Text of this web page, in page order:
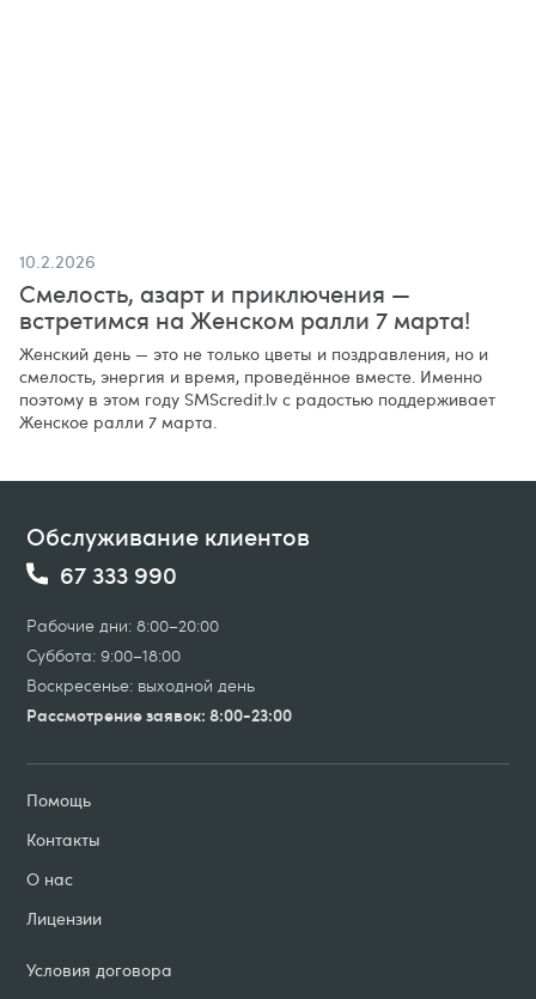
10.2.2026
Смелость, азарт и приключения —
встретимся на Женском ралли 7 марта!
Женский день — это не только цветы и поздравления, но и
смелость, энергия и время, проведённое вместе. Именно
поэтому в этом году SMScredit.lv с радостью поддерживает
Женское ралли 7 марта.
Обслуживание клиентов
67 333 990
Рабочие дни: 8:00–20:00
Суббота: 9:00–18:00
Воскресенье: выходной день
Рассмотрение заявок: 8:00-23:00
Помощь
Контакты
О нас
Лицензии
Условия договорa